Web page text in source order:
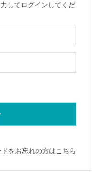
してログインしてくだ
をお忘れの方はこちら